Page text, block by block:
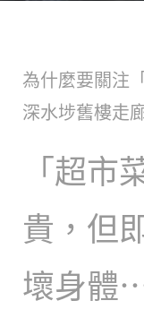
為什麼要關注
深水埗舊樓走
「超市
貴，但
壞身體